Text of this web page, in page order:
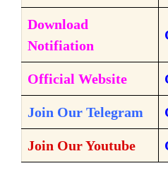
Download
Notifiation
Official Website
Join Our Telegram
Join Our Youtube